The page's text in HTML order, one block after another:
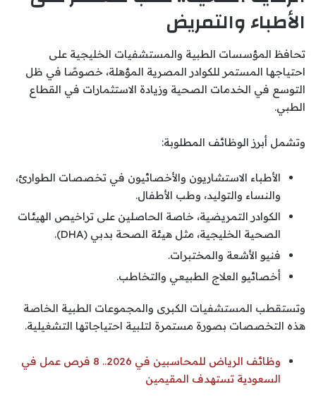
الأطباء والتمريض
تحافظ المؤسسات الطبية والمستشفيات الخليجية على
احتياجها المستمر للكوادر المصرية المؤهلة، خصوصًا في ظل
التوسع في الخدمات الصحية وزيادة الاستثمارات في القطاع
الطبي.
وتشمل أبرز الوظائف المطلوبة:
الأطباء الاستشاريون والأخصائيون في تخصصات الطوارئ،
والنساء والتوليد، وطب الأطفال.
الكوادر التمريضية، خاصة الحاصلين على تراخيص الهيئات
الصحية الخليجية، مثل هيئة الصحة بدبي (DHA).
فنيو الأشعة والمختبرات.
أخصائيو العلاج الطبيعي والتخاطب.
وتستقطب المستشفيات الكبرى والمجموعات الطبية الخاصة
هذه التخصصات بصورة مستمرة لتلبية احتياجاتها التشغيلية.
وظائف الرياض للمحاسبين في 2026.. 8 فرص عمل في
السعودية تستهدف المقيمين